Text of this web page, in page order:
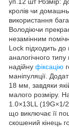
кролів чи
використання
Володіючи
незамінним
Lock підходить до
аналогічного
надійну фіксацію
маніпуляції.
18 мм, завдяки
малого розміру.
1.0×13LL (19G×1/
що виключає її
скошений кінець